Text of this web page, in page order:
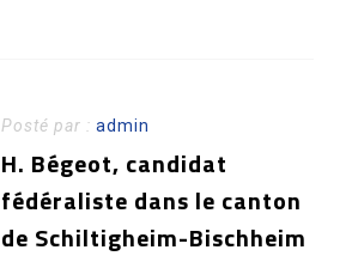
Posté par :admin
H. Bégeot, candidat
fédéraliste dans le canton
de Schiltigheim-Bischheim